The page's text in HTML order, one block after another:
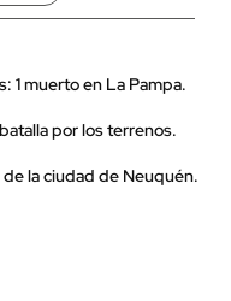
1 muerto en La Pampa.
por los terrenos.
la ciudad de Neuquén.